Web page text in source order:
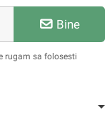
Bine
rugam sa folosesti